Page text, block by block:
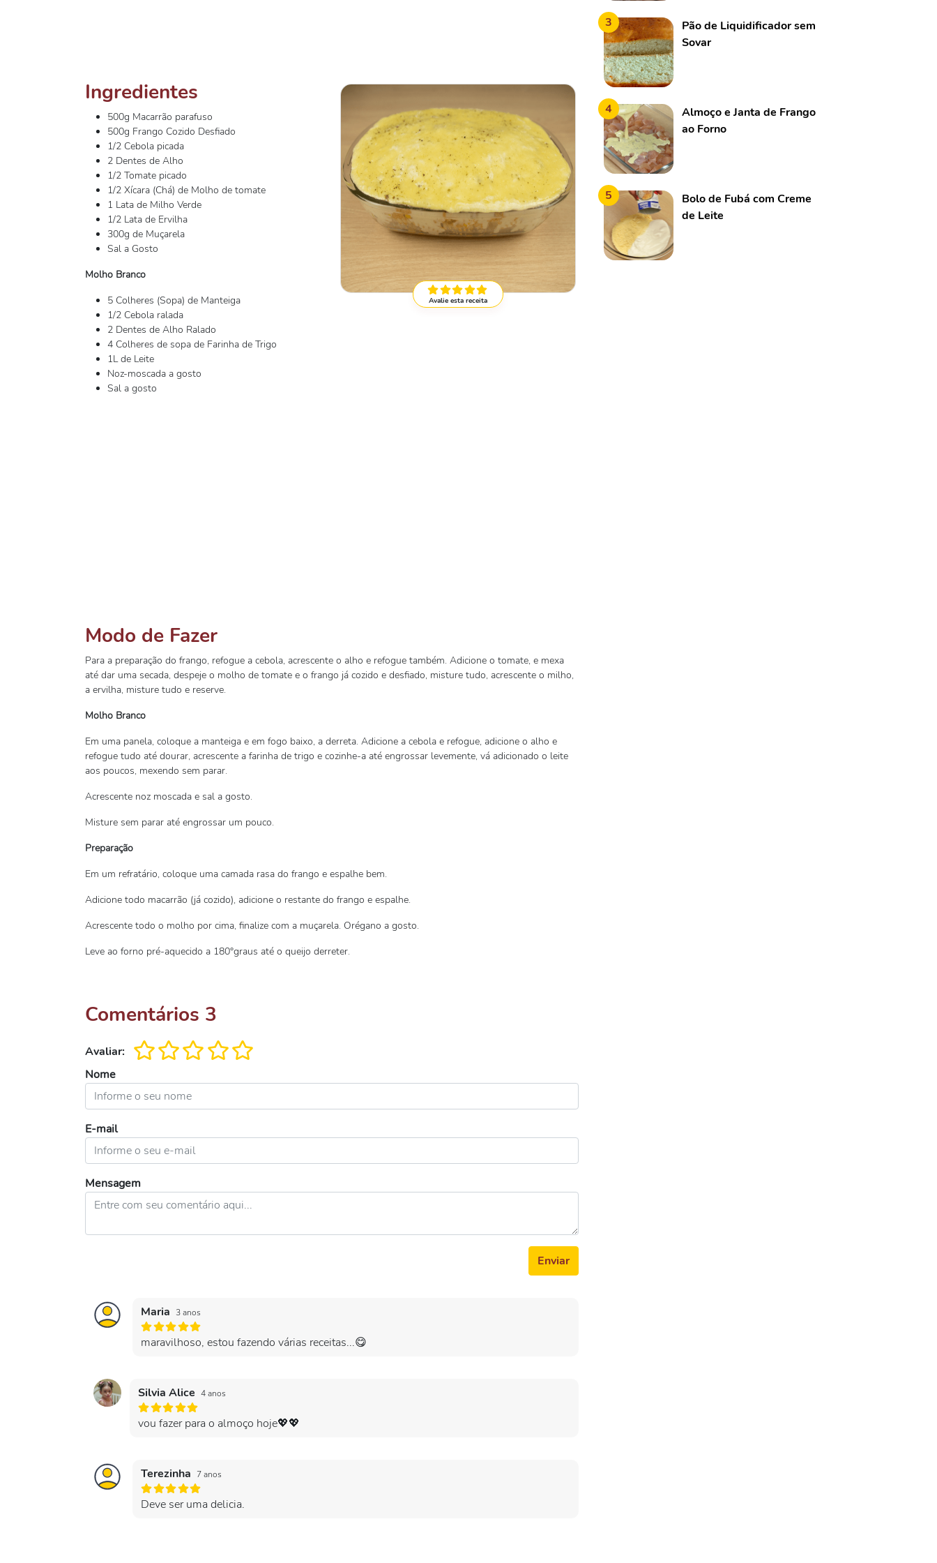
Avalie esta receita
Ingredientes
500g Macarrão parafuso
500g Frango Cozido Desfiado
1/2 Cebola picada
2 Dentes de Alho
1/2 Tomate picado
1/2 Xícara (Chá) de Molho de tomate
1 Lata de Milho Verde
1/2 Lata de Ervilha
300g de Muçarela
Sal a Gosto
Molho Branco
5 Colheres (Sopa) de Manteiga
1/2 Cebola ralada
2 Dentes de Alho Ralado
4 Colheres de sopa de Farinha de Trigo
1L de Leite
Noz-moscada a gosto
Sal a gosto
Modo de Fazer
Para a preparação do frango, refogue a cebola, acrescente o alho e refogue também. Adicione o tomate, e mexa
até dar uma secada, despeje o molho de tomate e o frango já cozido e desfiado, misture tudo, acrescente o milho,
a ervilha, misture tudo e reserve.
Molho Branco
Em uma panela, coloque a manteiga e em fogo baixo, a derreta. Adicione a cebola e refogue, adicione o alho e
refogue tudo até dourar, acrescente a farinha de trigo e cozinhe-a até engrossar levemente, vá adicionado o leite
aos poucos, mexendo sem parar.
Acrescente noz moscada e sal a gosto.
Misture sem parar até engrossar um pouco.
Preparação
Em um refratário, coloque uma camada rasa do frango e espalhe bem.
Adicione todo macarrão (já cozido), adicione o restante do frango e espalhe.
Acrescente todo o molho por cima, finalize com a muçarela. Orégano a gosto.
Leve ao forno pré-aquecido a 180°graus até o queijo derreter.
Comentários 3
Avaliar:
Nome
E-mail
Mensagem
Enviar
Maria 3 anos
maravilhoso, estou fazendo várias receitas...😋
Silvia Alice 4 anos
vou fazer para o almoço hoje💖💖
Terezinha 7 anos
Deve ser uma delicia.
3
Pão de Liquidificador sem
Sovar
4
Almoço e Janta de Frango
ao Forno
5
Bolo de Fubá com Creme
de Leite